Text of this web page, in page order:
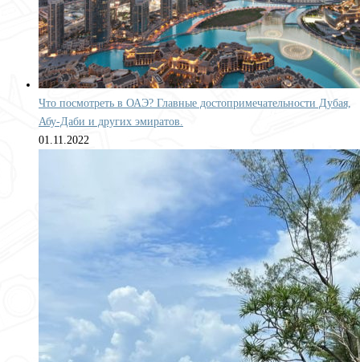
Что посмотреть в ОАЭ? Главные достопримечательности Дубая,
Абу-Даби и других эмиратов.
01.11.2022